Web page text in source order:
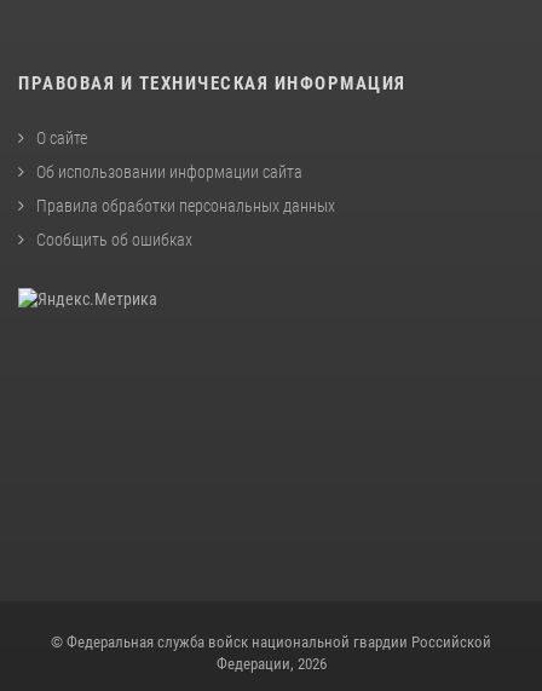
ПРАВОВАЯ И ТЕХНИЧЕСКАЯ ИНФОРМАЦИЯ
О сайте
Об использовании информации сайта
Правила обработки персональных данных
Сообщить об ошибках
© Федеральная служба войск национальной гвардии Российской
Федерации, 2026